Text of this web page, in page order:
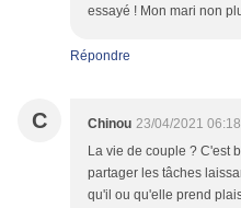
essayé ! Mon mari non
Répondre
C Chinou 23/04/2021 06:18
La vie de couple ? C'est
partager les tâches
qu'il ou qu'elle prend